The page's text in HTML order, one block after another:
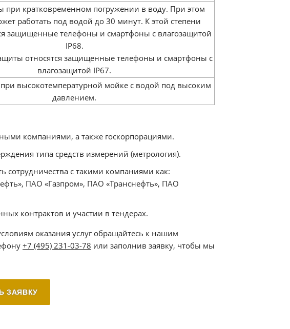
при кратковременном погружении в воду. При этом
работать под водой до 30 минут. К этой степени
защищенные телефоны и смартфоны с влагозащитой
IP68.
относятся защищенные телефоны и смартфоны с
влагозащитой IP67.
высокотемпературной мойке с водой под высоким
давлением.
компаниями, а также госкорпорациями.
типа средств измерений (метрология).
с такими компаниями как:
ПАО «Газпром», ПАО «Транснефть», ПАО
контрактов и участии в тендерах.
оказания услуг обращайтесь к нашим
+7 (495) 231-03-78 или заполнив заявку, чтобы мы
ЗАЯВКУ